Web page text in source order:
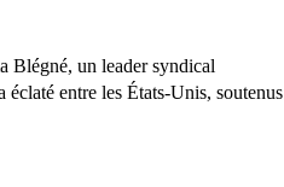
Blégné, un leader syndical
entre les États-Unis, soutenus